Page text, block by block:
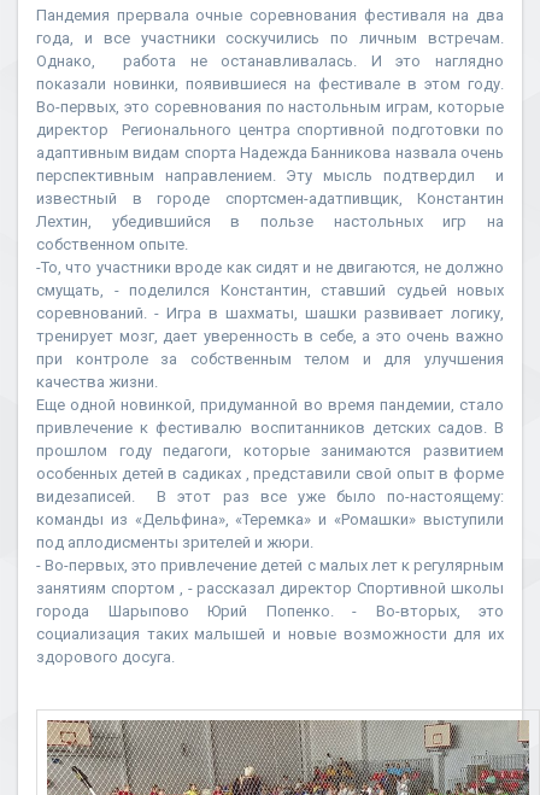
Пандемия прервала очные соревнования фестиваля на два
года, и все участники соскучились по личным встречам.
Однако, работа не останавливалась. И это наглядно
показали новинки, появившиеся на фестивале в этом году.
Во-первых, это соревнования по настольным играм, которые
директор Регионального центра спортивной подготовки по
адаптивным видам спорта Надежда Банникова назвала очень
перспективным направлением. Эту мысль подтвердил и
известный в городе спортсмен-адатпивщик, Константин
Лехтин, убедившийся в пользе настольных игр на
собственном опыте.
-То, что участники вроде как сидят и не двигаются, не должно
смущать, - поделился Константин, ставший судьей новых
соревнований. - Игра в шахматы, шашки развивает логику,
тренирует мозг, дает уверенность в себе, а это очень важно
при контроле за собственным телом и для улучшения
качества жизни.
Еще одной новинкой, придуманной во время пандемии, стало
привлечение к фестивалю воспитанников детских садов. В
прошлом году педагоги, которые занимаются развитием
особенных детей в садиках , представили свой опыт в форме
видезаписей. В этот раз все уже было по-настоящему:
команды из «Дельфина», «Теремка» и «Ромашки» выступили
под аплодисменты зрителей и жюри.
- Во-первых, это привлечение детей с малых лет к регулярным
занятиям спортом , - рассказал директор Спортивной школы
города Шарыпово Юрий Попенко. - Во-вторых, это
социализация таких малышей и новые возможности для их
здорового досуга.